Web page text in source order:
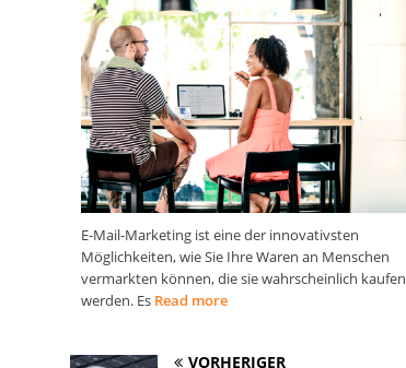
E-Mail-Marketing ist eine der innovativsten
Möglichkeiten, wie Sie Ihre Waren an Menschen
vermarkten können, die sie wahrscheinlich kaufen
werden. Es Read more
VORHERIGER